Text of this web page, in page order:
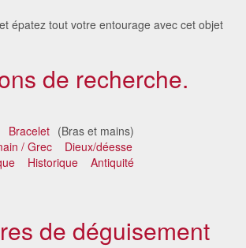
épatez tout votre entourage avec cet objet
de recherche.
Bracelet (Bras et mains)
/ Grec
Dieux/déesse
Historique
Antiquité
de déguisement